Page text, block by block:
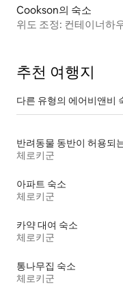
Cookson의 숙소
위도 조정: 컨테이너하
추천 여행지
다른 유형의 에어비앤비
반려동물 동반이 허용되
체로키군
아파트 숙소
체로키군
카약 대여 숙소
체로키군
통나무집 숙소
체로키군